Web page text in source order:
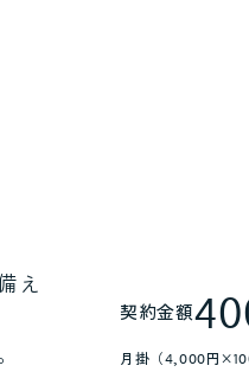
え
契約金額
月掛（4,000円